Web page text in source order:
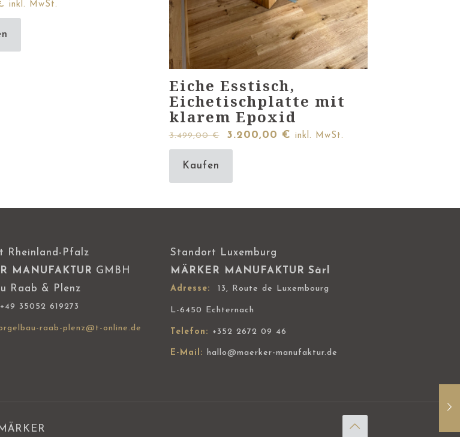
inkl. MwSt.
Eiche Esstisch,
Eichetischplatte mit
klarem Epoxid
3.499,00€
Ursprünglicher
Preis
3.200,00 € Aktueller
inkl. MwSt.
Kaufen
Rheinland-Pfalz
MANUFAKTUR GMBH
Raab & Plenz
+49 35052 619273
raab-plenz@t-online.de
Standort Luxemburg
MÄRKER MANUFAKTUR Sàrl
Adresse: 13, Route de Luxembourg
L-6450 Echternach
Telefon: +352 2672 09 46
E-Mail: hallo@maerker-manufaktur.de